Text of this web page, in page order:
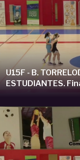
U15F - B. TORRELODONES vs MOVISTAR
ESTUDIANTES.